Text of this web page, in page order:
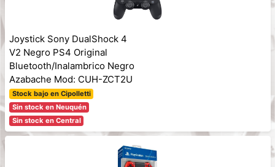
Joystick Sony DualShock 4
V2 Negro PS4 Original
Bluetooth/Inalambrico Negro
Azabache Mod: CUH-ZCT2U
Stock bajo en Cipolletti
Sin stock en Neuquén
Sin stock en Central